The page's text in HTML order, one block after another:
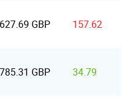
GBP 157.62
GBP 34.79